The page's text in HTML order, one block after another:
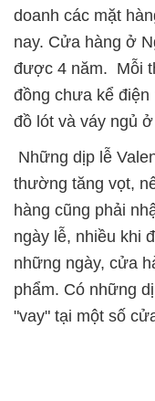
doanh các mặt
nay. Cửa hàng ở
được 4 năm. Mỗi
đồng chưa kể
đồ lót và váy ngủ
Những dịp lễ
thường tăng vọt,
hàng cũng phải
ngày lễ, nhiều khi
những ngày, cửa
phẩm. Có những
"vay" tại một số